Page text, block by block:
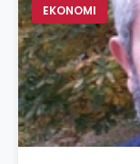
EKONOMI